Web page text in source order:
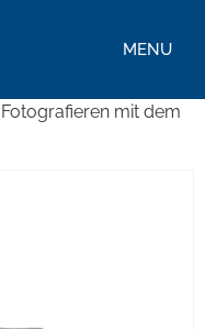
MENU
mit dem